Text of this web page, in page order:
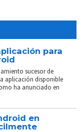
para
sucesor de
aplicación disponible
ha anunciado en
en